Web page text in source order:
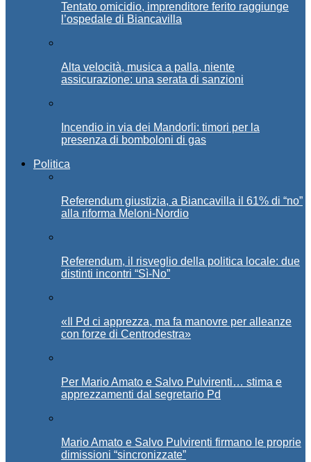
Tentato omicidio, imprenditore ferito raggiunge
l’ospedale di Biancavilla
Alta velocità, musica a palla, niente
assicurazione: una serata di sanzioni
Incendio in via dei Mandorli: timori per la
presenza di bomboloni di gas
Politica
Referendum giustizia, a Biancavilla il 61% di “no”
alla riforma Meloni-Nordio
Referendum, il risveglio della politica locale: due
distinti incontri “Sì-No”
«Il Pd ci apprezza, ma fa manovre per alleanze
con forze di Centrodestra»
Per Mario Amato e Salvo Pulvirenti… stima e
apprezzamenti dal segretario Pd
Mario Amato e Salvo Pulvirenti firmano le proprie
dimissioni “sincronizzate”